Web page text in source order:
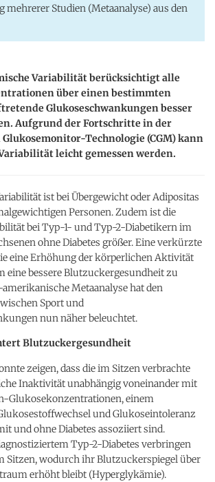
mehrerer Studien (Metaanalyse) aus den
Variabilität berücksichtigt alle
über einen bestimmten
Glukoseschwankungen besser
Aufgrund der Fortschritte in der
Technologie (CGM) kann
leicht gemessen werden.
ist bei Übergewicht oder Adipositas
Personen. Zudem ist die
bei Typ-1- und Typ-2-Diabetikern im
ohne Diabetes größer. Eine verkürzte
eine Erhöhung der körperlichen Aktivität
eine bessere Blutzuckergesundheit zu
amerikanische Metaanalyse hat den
Sport und
nun näher beleuchtet.
Blutzuckergesundheit
zeigen, dass die im Sitzen verbrachte
Inaktivität unabhängig voneinander mit
Glukosekonzentrationen, einem
und Glukoseintoleranz
und ohne Diabetes assoziiert sind.
Typ-2-Diabetes verbringen
Sitzen, wodurch ihr Blutzuckerspiegel über
erhöht bleibt (Hyperglykämie).